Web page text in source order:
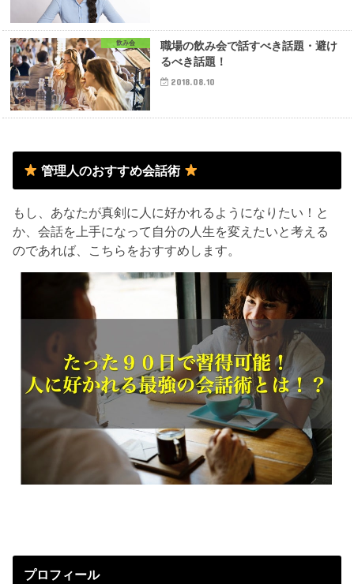
飲み会
職場の飲み会で話すべき話題・避け
るべき話題！
2018.08.10
管理人のおすすめ会話術
もし、あなたが真剣に人に好かれるようになりたい！と
か、会話を上手になって自分の人生を変えたいと考える
のであれば、こちらをおすすめします。
プロフィール